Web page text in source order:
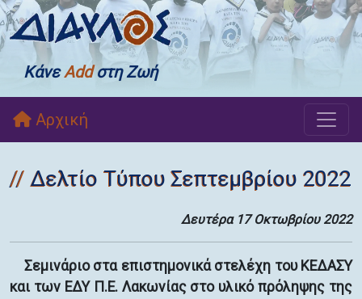
ΚάνεAddστη Ζωή
Αρχική
Δελτίο Τύπου Σεπτεμβρίου 2022
Δευτέρα 17 Οκτωβρίου 2022
Σεμινάριο στα επιστημονικά στελέχη του ΚΕΔΑΣΥ
και των ΕΔΥ Π.Ε. Λακωνίας στο υλικό πρόληψης της